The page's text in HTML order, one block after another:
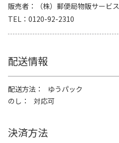
販売者
（株）郵便局物販サービス
TEL
0120-92-2310
配送情報
配送方法
ゆうパック
のし
対応可
決済方法